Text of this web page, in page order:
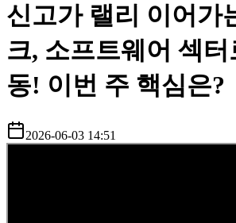
신고가 랠리 이어가
크, 소프트웨어 섹터
동! 이번 주 핵심은?
2026-06-03 14:51